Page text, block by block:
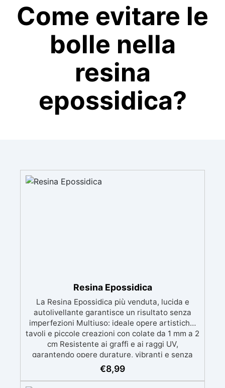
Come evitare le
bolle nella
resina
epossidica?
Resina Epossidica
La Resina Epossidica più venduta, lucida e
autolivellante garantisce un risultato senza
imperfezioni Multiuso: ideale opere artistiche,
tavoli e piccole creazioni con colate da 1 mm a 2
cm Resistente ai graffi e ai raggi UV,
garantendo opere durature, vibranti e senza
ingiallimenti nel tempo Bassa viscosità e
formula anti-bolle per risultati impeccabili,
€8,99